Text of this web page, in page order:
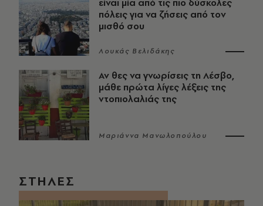
είναι μία από τις πιο δύσκολες
πόλεις για να ζήσεις από τον
μισθό σου
Λουκάς Βελιδάκης
Αν θες να γνωρίσεις τη Λέσβο,
μάθε πρώτα λίγες λέξεις της
ντοπιολαλιάς της
Μαριάννα Μανωλοπούλου
ΣΤΗΛΕΣ